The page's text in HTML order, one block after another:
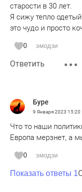
старости в 30 лет.
Я сижу тепло
это чудо и просто
0 эмодзи
Ответить
Буре
9 Января 2023 15:20
Что то наши
Европа мерзнет, а
0 эмодзи
Показать ответы 1